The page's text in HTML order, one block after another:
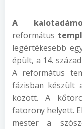
A
református
legértékesebb
épült, a 14.
A református
fázisban készült
között. A
fatorony helyett.
mester a